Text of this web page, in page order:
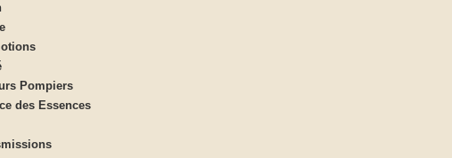
Pompiers
des Essences